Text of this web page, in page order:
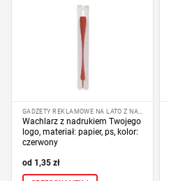
Wachlarz z nadrukiem Twojego
logo, materiał: papier, ps, kolor:
czerwony
1,35 zł